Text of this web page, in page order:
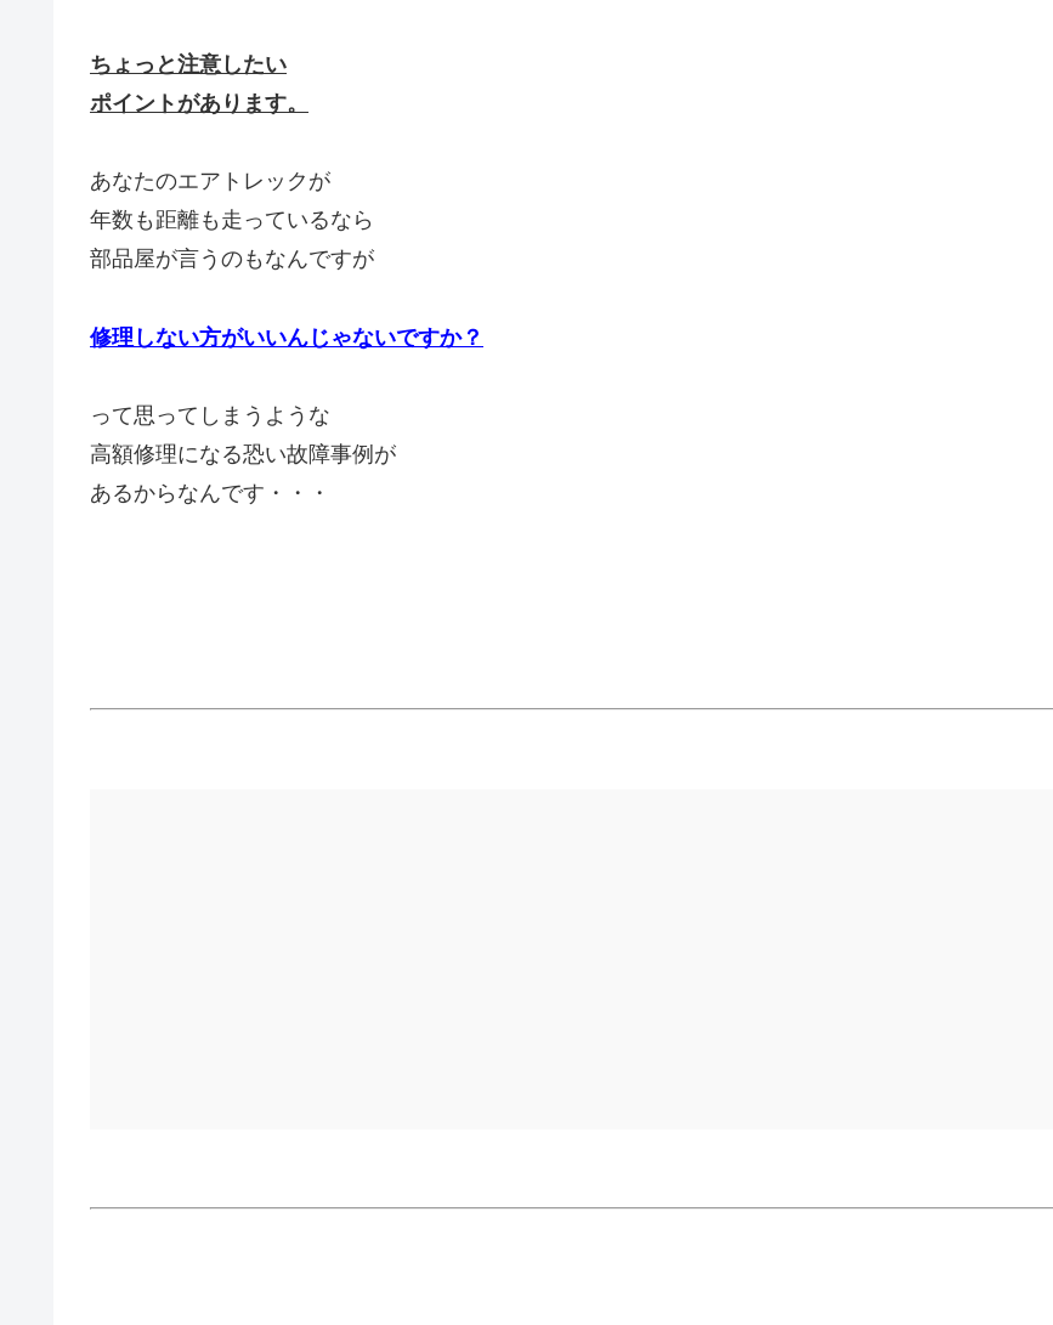
ちょっと注意したい
ポイントがあります。
あなたのエアトレックが
年数も距離も走っているなら
部品屋が言うのもなんですが
修理しない方がいいんじゃないですか？
って思ってしまうような
高額修理になる恐い故障事例が
あるからなんです・・・